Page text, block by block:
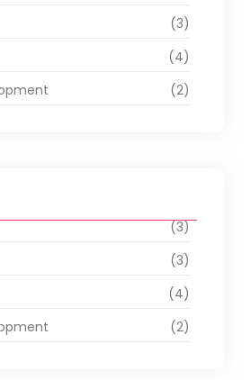
(3)
(4)
(2)
(3)
(3)
(4)
(2)